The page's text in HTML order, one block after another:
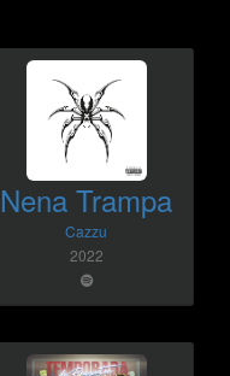
Nena Trampa
Cazzu
2022